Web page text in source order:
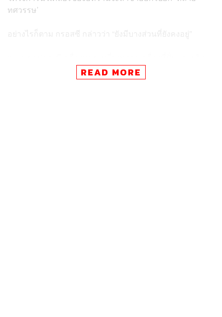
ทศวรรษ’
อย่างไรก็ตาม กรอสซี กล่าวว่า “ยังมีบางส่วนที่ยังคงอยู่”
ยูเรเนียมเสริมสมรรถนะได้ภายในไม่กี่เดือน หรืออาจจะน้อย
กว่านั้น” กรอสซีกล่าว
READ MORE